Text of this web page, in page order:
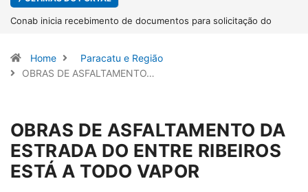
do
Workshop internacional debate futuro da
Home
Paracatu e Região
OBRAS DE ASFALTAMENTO…
OBRAS DE ASFALTAMENTO DA
ESTRADA DO ENTRE RIBEIROS
ESTÁ A TODO VAPOR